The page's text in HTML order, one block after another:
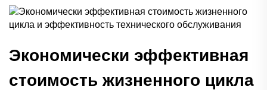
Экономически эффективная
стоимость жизненного цикла